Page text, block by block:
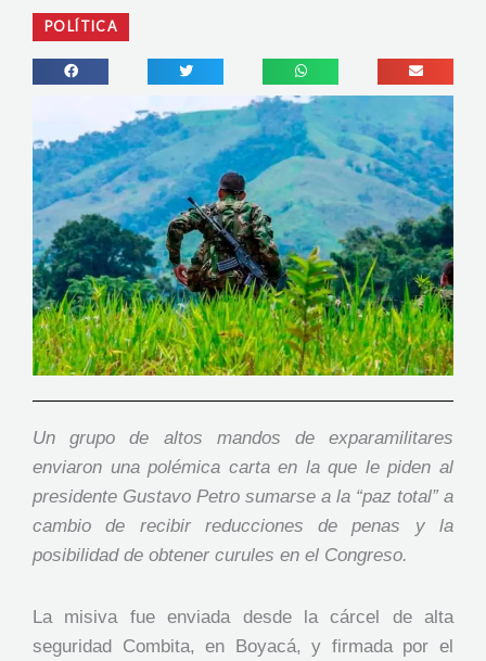
POLÍTICA
Un grupo de altos mandos de exparamilitares
enviaron una polémica carta en la que le piden al
presidente Gustavo Petro sumarse a la “paz total” a
cambio de recibir reducciones de penas y la
posibilidad de obtener curules en el Congreso.
La misiva fue enviada desde la cárcel de alta
seguridad Combita, en Boyacá, y firmada por el